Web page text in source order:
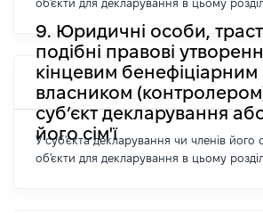
об'єкти для декларування в цьому
9. Юридичні особи,
подібні правові
кінцевим бенефіціарним
власником
суб’єкт декларування
його сім'ї
У суб'єкта декларування чи членів його
об'єкти для декларування в цьому